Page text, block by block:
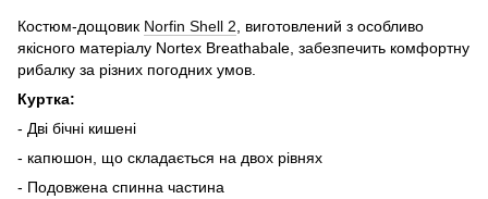
Костюм-дощовик Norfin Shell 2 , виготовлений з особливо
якісного матеріалу Nortex Breathabale, забезпечить комфортну
рибалку за різних погодних умов.
Куртка:
- Дві бічні кишені
- капюшон, що складається на двох рівнях
- Подовжена спинна частина